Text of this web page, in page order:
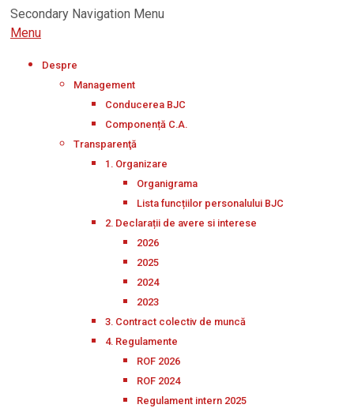
Secondary Navigation Menu
Menu
Despre
Management
Conducerea BJC
Componență C.A.
Transparenţă
1. Organizare
Organigrama
Lista funcțiilor personalului BJC
2. Declarații de avere si interese
2026
2025
2024
2023
3. Contract colectiv de muncă
4. Regulamente
ROF 2026
ROF 2024
Regulament intern 2025